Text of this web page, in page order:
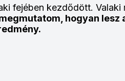
fejében kezdődött.
hogyan